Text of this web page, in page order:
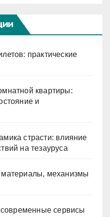
практические
квартиры:
и
страсти: влияние
на тезауруса
механизмы
сервисы